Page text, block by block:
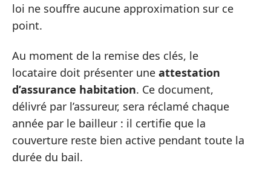
loi ne souffre aucune approximation sur ce
point.
Au moment de la remise des clés, le
locataire doit présenter une attestation
d’assurance habitation. Ce document,
délivré par l’assureur, sera réclamé chaque
année par le bailleur : il certifie que la
couverture reste bien active pendant toute la
durée du bail.